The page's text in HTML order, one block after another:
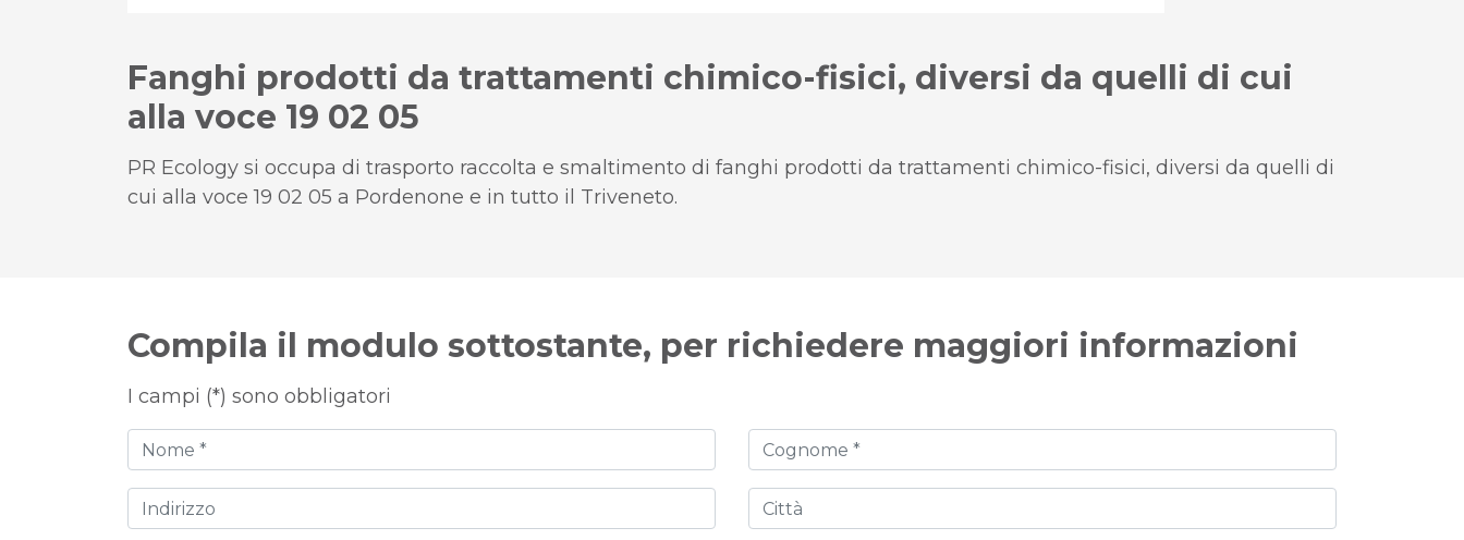
Fanghi prodotti da trattamenti chimico-fisici, diversi da quelli di cui
alla voce 19 02 05
PR Ecology si occupa di trasporto raccolta e smaltimento di fanghi prodotti da trattamenti chimico-fisici, diversi da quelli di
cui alla voce 19 02 05 a Pordenone e in tutto il Triveneto.
Compila il modulo sottostante, per richiedere maggiori informazioni
I campi (*) sono obbligatori
Nome
Cognome
Indirizzo Città